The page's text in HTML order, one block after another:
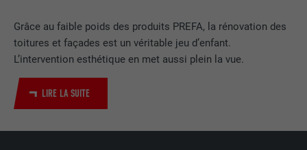
Grâce au faible poids des produits PREFA, la rénovation des
toitures et façades est un véritable jeu d’enfant.
L’intervention esthétique en met aussi plein la vue.
LIRE LA SUITE
EXPIRATION 2 ans
UTILITÉ